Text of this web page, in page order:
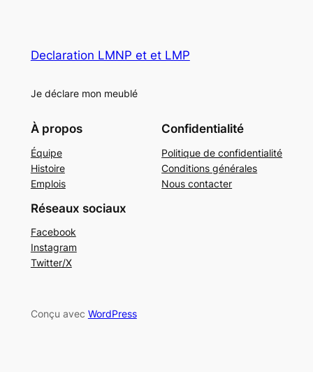
Declaration LMNP et et LMP
Je déclare mon meublé
À propos
Équipe
Histoire
Emplois
Confidentialité
Politique de confidentialité
Conditions générales
Nous contacter
Réseaux sociaux
Facebook
Instagram
Twitter/X
Conçu avec WordPress